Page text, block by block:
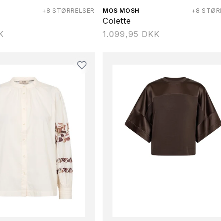
:
+8 STØRRELSER Forhandler:
MOS MOSH +8
Colette
Normalpris
1.099,95 DKK